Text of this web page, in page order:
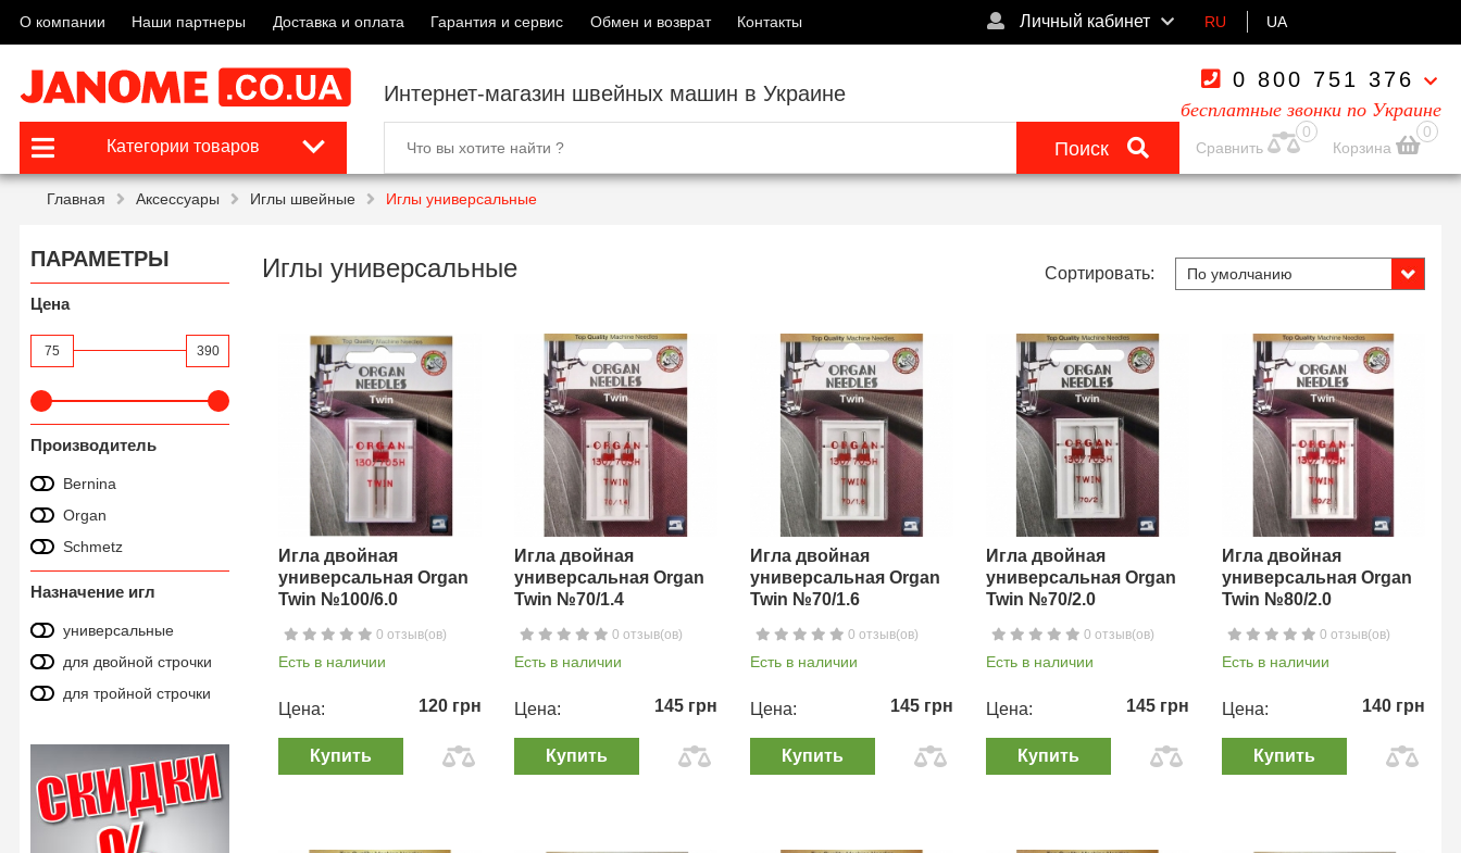
О компании Наши партнеры Доставка и оплата Гарантия и сервис Обмен и возврат Контакты Личный кабинет RU UA
Интернет-магазин швейных машин в Украине
0 800 751 376
бесплатные звонки по Украине
Категории товаров Поиск
0
Сравнить
0
Корзина
Главная Аксессуары Иглы швейные Иглы универсальные
ПАРАМЕТРЫ
Цена
75 390
Производитель
Bernina
Organ
Schmetz
Назначение игл
универсальные
для двойной строчки
для тройной строчки
Иглы универсальные Сортировать:
Игла двойная
универсальная Organ
Twin №100/6.0
0 отзыв(ов)
Есть в наличии
Цена: 120 грн
Купить
Игла двойная
универсальная Organ
Twin №70/1.4
0 отзыв(ов)
Есть в наличии
Цена: 145 грн
Купить
Игла двойная
универсальная Organ
Twin №70/1.6
0 отзыв(ов)
Есть в наличии
Цена: 145 грн
Купить
Игла двойная
универсальная Organ
Twin №70/2.0
0 отзыв(ов)
Есть в наличии
Цена: 145 грн
Купить
Игла двойная
универсальная Organ
Twin №80/2.0
0 отзыв(ов)
Есть в наличии
Цена: 140 грн
Купить